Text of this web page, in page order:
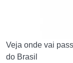
Veja onde vai
do Brasil